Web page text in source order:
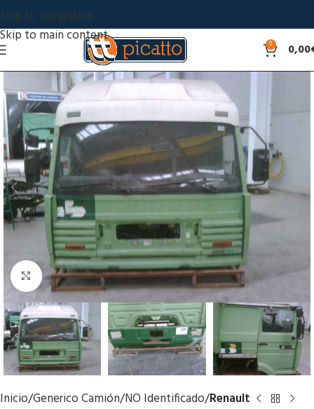
Skip to navigation
Skip to main content
0 0,00
Click to enlarge
Inicio Generico Camión NO Identificado Renault